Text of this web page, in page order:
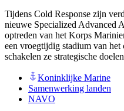
Tijdens Cold Response zijn
nieuwe Specialized Advanced
optreden van het Korps
een vroegtijdig stadium van
schakelen ze strategische
Koninklijke Marine
Samenwerking landen
NAVO